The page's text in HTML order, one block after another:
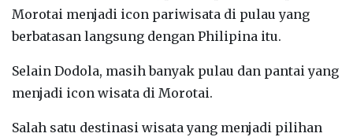
Morotai menjadi icon pariwisata di pulau yang
berbatasan langsung dengan Philipina itu.
Selain Dodola, masih banyak pulau dan pantai yang
menjadi icon wisata di Morotai.
Salah satu destinasi wisata yang menjadi pilihan